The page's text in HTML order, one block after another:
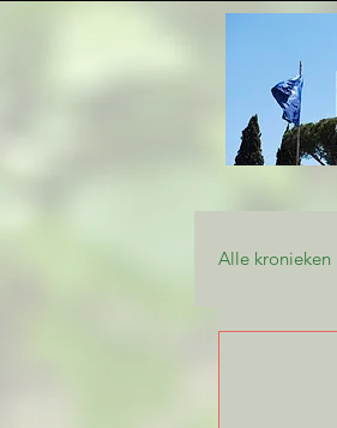
Alle kronieken